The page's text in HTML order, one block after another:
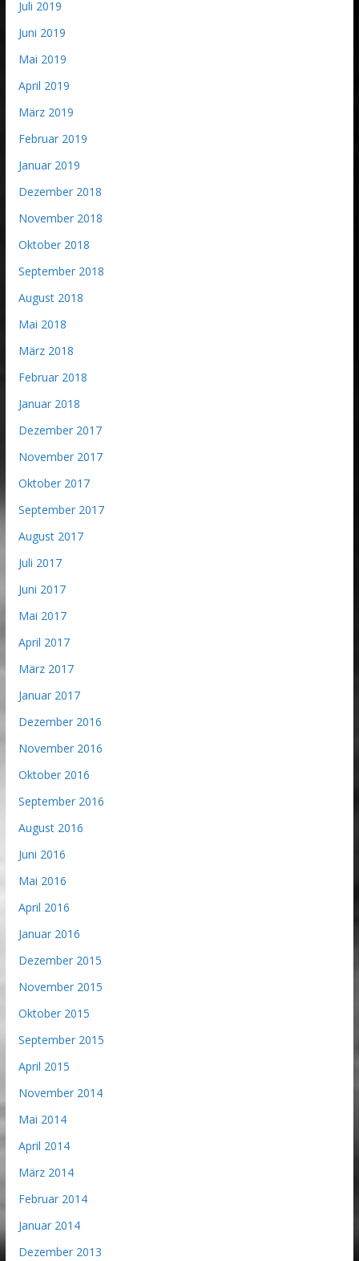
Juli 2019
Juni 2019
Mai 2019
April 2019
März 2019
Februar 2019
Januar 2019
Dezember 2018
November 2018
Oktober 2018
September 2018
August 2018
Mai 2018
März 2018
Februar 2018
Januar 2018
Dezember 2017
November 2017
Oktober 2017
September 2017
August 2017
Juli 2017
Juni 2017
Mai 2017
April 2017
März 2017
Januar 2017
Dezember 2016
November 2016
Oktober 2016
September 2016
August 2016
Juni 2016
Mai 2016
April 2016
Januar 2016
Dezember 2015
November 2015
Oktober 2015
September 2015
April 2015
November 2014
Mai 2014
April 2014
März 2014
Februar 2014
Januar 2014
Dezember 2013